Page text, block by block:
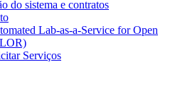
do sistema e contratos
Lab-as-a-Service for Open
Serviços